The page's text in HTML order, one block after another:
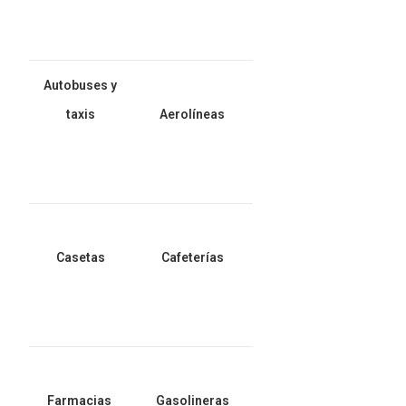
Autobuses y
taxis
Aerolíneas
Casetas Cafeterías
Farmacias Gasolineras